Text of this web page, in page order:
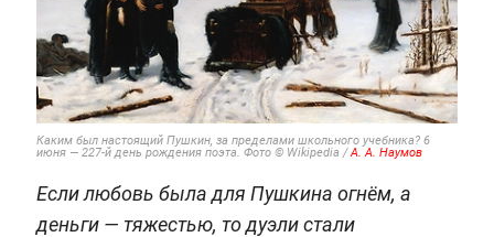
Каким был настоящий Пушкин, за пределами школьного учебника? 6
июня — 227-й день рождения поэта. Фото © Wikipedia /А. А. Наумов
Если любовь была для Пушкина огнём, а
деньги — тяжестью, то дуэли стали